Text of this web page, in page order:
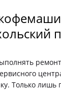
Только лишь